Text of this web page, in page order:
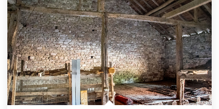
LOUER
Découvrez Nos Biens En Location
Confiez-Nous La Recherche De Votre Location
FAIRE GÉRER